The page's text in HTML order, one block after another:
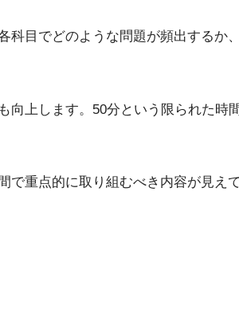
科目でどのような問題が頻出するか
も向上します。50分という限られた時
重点的に取り組むべき内容が見え